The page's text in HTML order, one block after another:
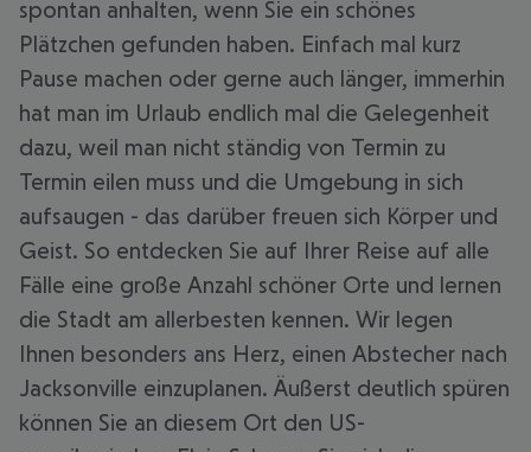
spontan anhalten, wenn Sie ein schönes
Plätzchen gefunden haben. Einfach mal kurz
Pause machen oder gerne auch länger, immerhin
hat man im Urlaub endlich mal die Gelegenheit
dazu, weil man nicht ständig von Termin zu
Termin eilen muss und die Umgebung in sich
aufsaugen - das darüber freuen sich Körper und
Geist. So entdecken Sie auf Ihrer Reise auf alle
Fälle eine große Anzahl schöner Orte und lernen
die Stadt am allerbesten kennen. Wir legen
Ihnen besonders ans Herz, einen Abstecher nach
Jacksonville einzuplanen. Äußerst deutlich spüren
können Sie an diesem Ort den US-